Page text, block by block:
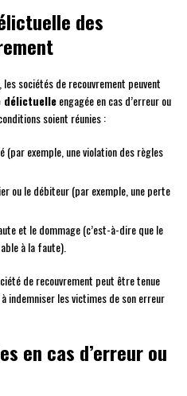
des
sociétés de recouvrement peuvent
délictuelleengagée en cas d’erreur ou
soient réunies :
(par exemple, une violation des règles
ou le débiteur (par exemple, une perte
et le dommage (c’est-à-dire que le
à la faute).
de recouvrement peut être tenue
indemniser les victimes de son erreur
en cas d’erreur ou